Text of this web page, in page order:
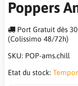
Poppers
Port Gratuit dès
(Colissimo 48/72h)
SKU: POP-ams.chill
Etat du stock: